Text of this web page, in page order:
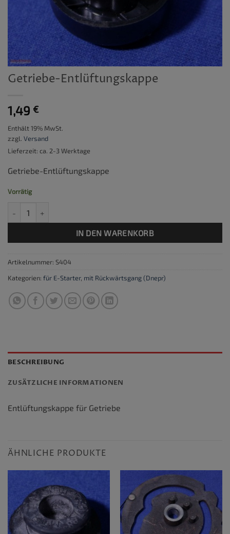
Getriebe-Entlüftungskappe
1,49 €
Enthält 19% MwSt.
zzgl. Versand
Lieferzeit: ca. 2-3 Werktage
Getriebe-Entlüftungskappe
Vorrätig
IN DEN WARENKORB
Artikelnummer: S404
Kategorien: für E-Starter, mit Rückwärtsgang (Dnepr)
BESCHREIBUNG
ZUSÄTZLICHE INFORMATIONEN
Entlüftungskappe für Getriebe
ÄHNLICHE PRODUKTE